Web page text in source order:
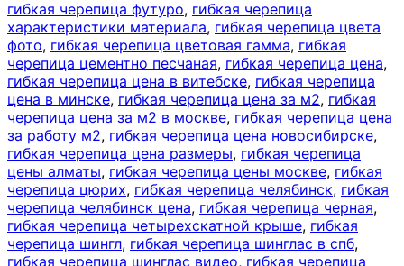
гибкая черепица футуро, гибкая черепица
характеристики материала, гибкая черепица цвета
фото, гибкая черепица цветовая гамма, гибкая
черепица цементно песчаная, гибкая черепица цена,
гибкая черепица цена в витебске, гибкая черепица
цена в минске, гибкая черепица цена за м2, гибкая
черепица цена за м2 в москве, гибкая черепица цена
за работу м2, гибкая черепица цена новосибирске,
гибкая черепица цена размеры, гибкая черепица
цены алматы, гибкая черепица цены москве, гибкая
черепица цюрих, гибкая черепица челябинск, гибкая
черепица челябинск цена, гибкая черепица черная,
гибкая черепица четырехскатной крыше, гибкая
черепица шингл, гибкая черепица шинглас в спб,
гибкая черепица шинглас видео, гибкая черепица